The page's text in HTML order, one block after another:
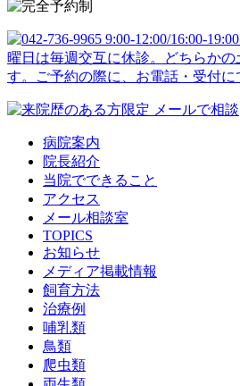
病院案内
院長紹介
当院でできること
アクセス
メール相談室
TOPICS
お知らせ
メディア掲載情報
飼育方法
治療例
哺乳類
鳥類
爬虫類